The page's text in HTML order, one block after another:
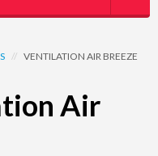
// VENTILATION AIR BREEZE
Air